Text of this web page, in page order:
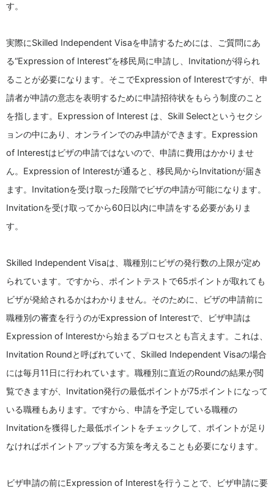
す。
実際にSkilled Independent Visaを申請するためには、ご質問にあ
る“Expression of Interest”を移民局に申請し、Invitationが得られ
ることが必要になります。そこでExpression of Interestですが、申
請者が申請の意志を表明するために申請招待状をもらう制度のこと
を指します。Expression of Interest は、Skill Selectというセクシ
ョンの中にあり、オンラインでのみ申請ができます。Expression
of Interestはビザの申請ではないので、申請に費用はかかりませ
ん。Expression of Interestが通ると、移民局からInvitationが届き
ます。Invitationを受け取った段階でビザの申請が可能になります。
Invitationを受け取ってから60日以内に申請をする必要がありま
す。
Skilled Independent Visaは、職種別にビザの発行数の上限が定め
られています。ですから、ポイントテストで65ポイントが取れても
ビザが発給されるかはわかりません。そのために、ビザの申請前に
職種別の審査を行うのがExpression of Interestで、ビザ申請は
Expression of Interestから始まるプロセスとも言えます。これは、
Invitation Roundと呼ばれていて、Skilled Independent Visaの場合
には毎月11日に行われています。職種別に直近のRoundの結果が閲
覧できますが、Invitation発行の最低ポイントが75ポイントになって
いる職種もあります。ですから、申請を予定している職種の
Invitationを獲得した最低ポイントをチェックして、ポイントが足り
なければポイントアップする方策を考えることも必要になります。
ビザ申請の前にExpression of Interestを行うことで、ビザ申請に要